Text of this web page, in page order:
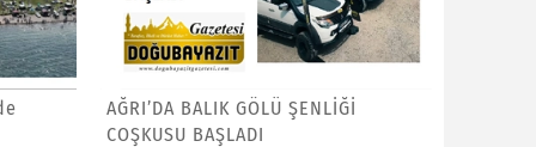
AĞRI’DA BALIK GÖLÜ ŞENLİĞİ
COŞKUSU BAŞLADI